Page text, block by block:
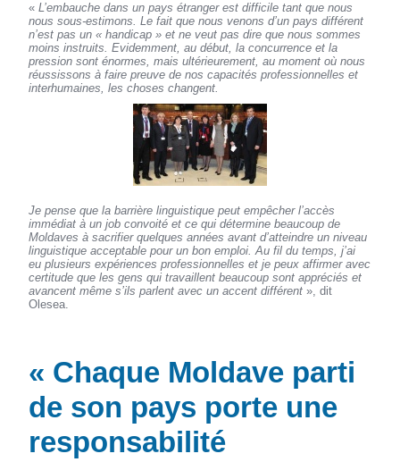
«L’embauche dans un pays étranger est difficile tant que nous
nous sous-estimons. Le fait que nous venons d’un pays différent
n’est pas un « handicap » et ne veut pas dire que nous sommes
moins instruits. Evidemment, au début, la concurrence et la
pression sont énormes, mais ultérieurement, au moment où nous
réussissons à faire preuve de nos capacités professionnelles et
interhumaines, les choses changent.
Je pense que la barrière linguistique peut empêcher l’accès
immédiat à un job convoité et ce qui détermine beaucoup de
Moldaves à sacrifier quelques années avant d’atteindre un niveau
linguistique acceptable pour un bon emploi. Au fil du temps, j’ai
eu plusieurs expériences professionnelles et je peux affirmer avec
certitude que les gens qui travaillent beaucoup sont appréciés et
avancent même s’ils parlent avec un accent différent », dit
Olesea.
« Chaque Moldave parti
de son pays porte une
responsabilité